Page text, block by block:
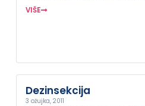
VIŠE
Dezinsekcija
3 ožujka, 2011